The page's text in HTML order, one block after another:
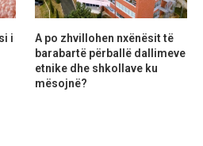
i
A po zhvillohen nxënësit të
barabartë përballë dallimeve
etnike dhe shkollave ku
mësojnë?